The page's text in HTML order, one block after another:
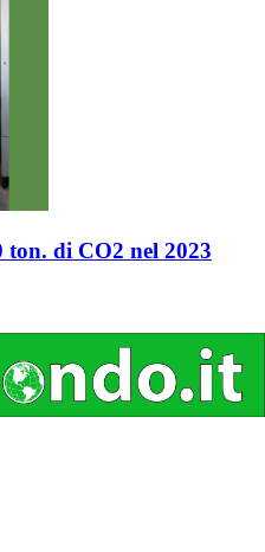
di CO2 nel 2023